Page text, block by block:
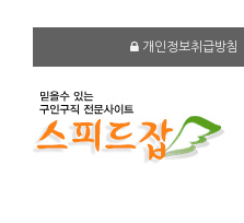
개인정보취급방침